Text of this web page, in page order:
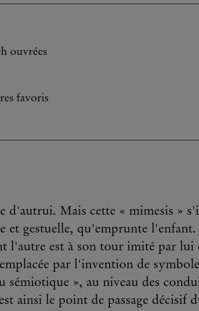
ouvrées
favoris
d'autrui. Mais cette « mimesis »
et gestuelle, qu'emprunte
l'autre est à son tour imité par lui
par l'invention de
sémiotique », au niveau des
ainsi le point de passage décisif